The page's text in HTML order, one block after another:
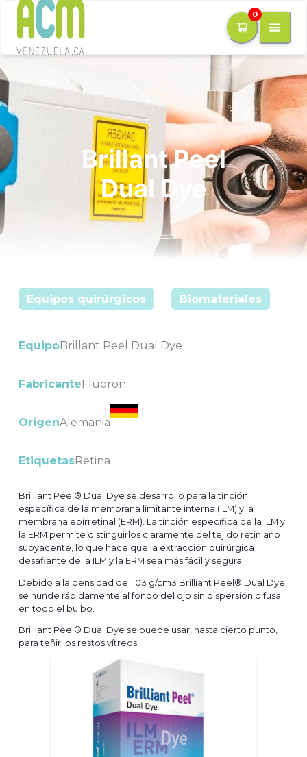
0
Brillant Peel
Dual Dye
Equipos quirúrgicos Biomateriales
EquipoBrillant Peel Dual Dye
FabricanteFluoron
OrigenAlemania
EtiquetasRetina
Brilliant Peel® Dual Dye se desarrolló para la tinción
específica de la membrana limitante interna (ILM) y la
membrana epirretinal (ERM). La tinción específica de la ILM y
la ERM permite distinguirlos claramente del tejido retiniano
subyacente, lo que hace que la extracción quirúrgica
desafiante de la ILM y la ERM sea más fácil y segura.
Debido a la densidad de 1.03 g/cm3 Brilliant Peel® Dual Dye
se hunde rápidamente al fondo del ojo sin dispersión difusa
en todo el bulbo.
Brilliant Peel® Dual Dye se puede usar, hasta cierto punto,
para teñir los restos vítreos.